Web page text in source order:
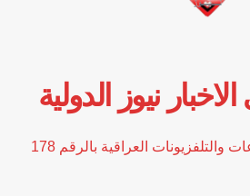
نيوز الدولية
والتلفزيونات العراقية بالرقم 178